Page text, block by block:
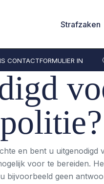
Strafzaken
CONTACTFORMULIER IN
en bent u
voor te bereiden.
bijvoorbeeld geen